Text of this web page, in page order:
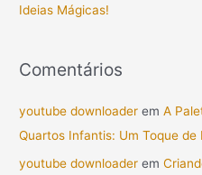
Ideias Mágicas!
Comentários
youtube downloader emA
Quartos Infantis: Um Toque de
youtube downloader em